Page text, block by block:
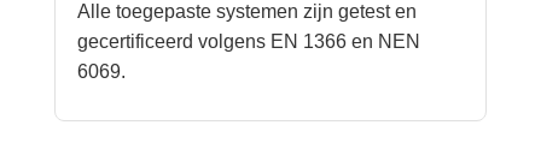
Alle toegepaste systemen zijn getest en
gecertificeerd volgens EN 1366 en NEN
6069.